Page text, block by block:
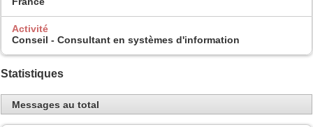
Activité
Conseil - Consultant en systèmes d'information
Statistiques
Messages au total